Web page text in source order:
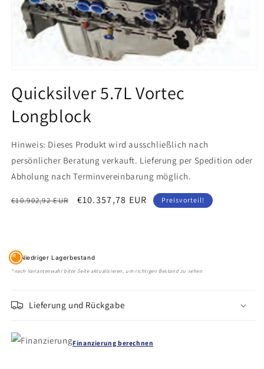
in
Modal
öffnen
Quicksilver 5.7L Vortec
Longblock
Hinweis: Dieses Produkt wird ausschließlich nach
persönlicher Beratung verkauft. Lieferung per Spedition oder
Abholung nach Terminvereinbarung möglich.
Normaler
€10.902,92 EUR Verkaufspreis
€10.357,78 EUR Preisvorteil!
Niedriger Lagerbestand
*nach Variantenwahl bitte Seite aktualisieren, um richtigen Bestand zu sehen
Lieferung und Rückgabe
Finanzierung berechnen